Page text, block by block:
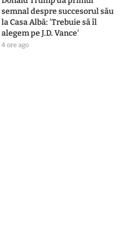
semnal despre succesorul său
la Casa Albă: 'Trebuie să îl
alegem pe J.D. Vance'
4 ore ago